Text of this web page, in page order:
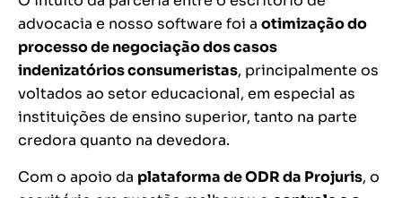
advocacia e nosso software foi a otimização do
processo de negociação dos casos
indenizatórios consumeristas, principalmente os
voltados ao setor educacional, em especial as
instituições de ensino superior, tanto na parte
credora quanto na devedora.
Com o apoio da plataforma de ODR da Projuris, o